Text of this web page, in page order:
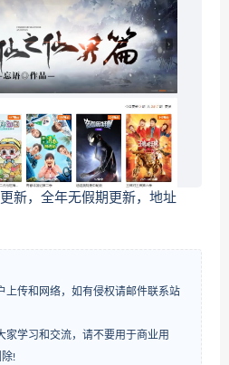
新，全年无假期更新，地址
上传和网络，如有侵权请邮件联系站
家学习和交流，请不要用于商业用
!